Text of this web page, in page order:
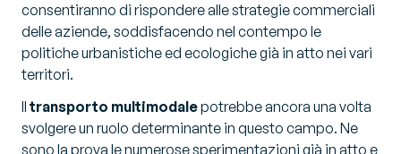
consentiranno di rispondere alle strategie commerciali
delle aziende, soddisfacendo nel contempo le
politiche urbanistiche ed ecologiche già in atto nei vari
territori.
ll transporto multimodalepotrebbe ancora una volta
svolgere un ruolo determinante in questo campo. Ne
sono la prova le numerose sperimentazioni già in atto e